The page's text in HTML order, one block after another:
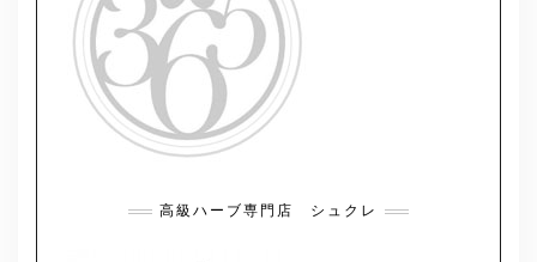
高級ハーブ専門店 シュクレ